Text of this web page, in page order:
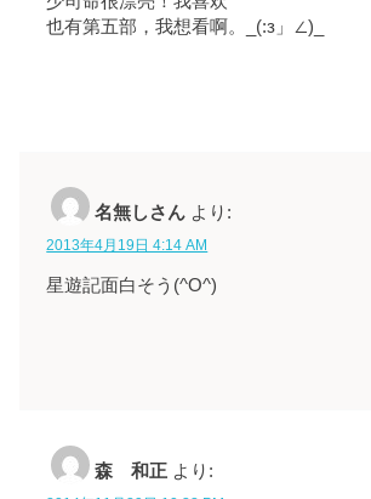
也有第五部，我想看啊。_(:з」∠)_
名無しさん より:
2013年4月19日 4:14 AM
星遊記面白そう(^O^)
森 和正 より: